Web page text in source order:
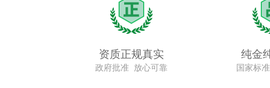
资质正规真实
政府批准 放心可靠
纯金
国家标